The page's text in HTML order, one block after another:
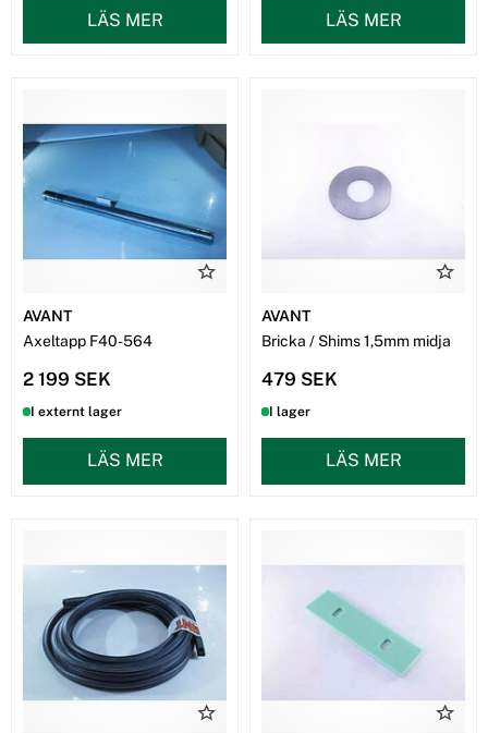
LÄS MER LÄS MER
AVANT
Axeltapp F40-564
2 199 SEK
I externt lager
LÄS MER
AVANT
Bricka / Shims 1,5mm midja
479 SEK
I lager
LÄS MER